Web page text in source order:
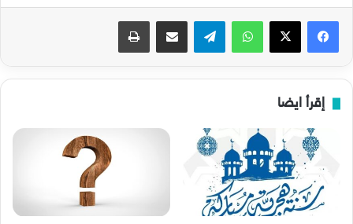
فيسبوك‫X واتساب تيلقرام مشاركة عبر البريد طباعة
إقرأ ايضا